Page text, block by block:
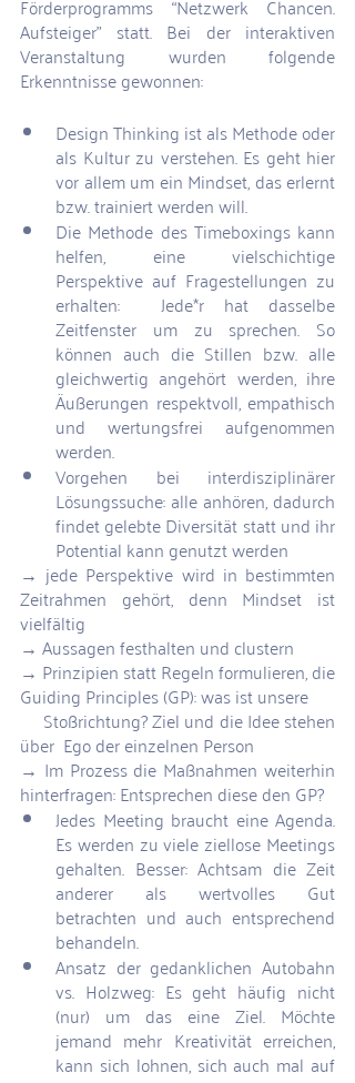
Förderprogramms “Netzwerk Chancen.
Aufsteiger” statt. Bei der interaktiven
Veranstaltung wurden folgende
Erkenntnisse gewonnen:
Design Thinking ist als Methode oder
als Kultur zu verstehen. Es geht hier
vor allem um ein Mindset, das erlernt
bzw. trainiert werden will.
Die Methode des Timeboxings kann
helfen, eine vielschichtige
Perspektive auf Fragestellungen zu
erhalten:  Jede*r hat dasselbe
Zeitfenster um zu sprechen. So
können auch die Stillen bzw. alle
gleichwertig angehört werden, ihre
Äußerungen respektvoll, empathisch
und wertungsfrei aufgenommen
werden.
Vorgehen bei interdisziplinärer
Lösungssuche: alle anhören, dadurch
findet gelebte Diversität statt und ihr
Potential kann genutzt werden
→ jede Perspektive wird in bestimmten
Zeitrahmen gehört, denn Mindset ist
vielfältig
→ Aussagen festhalten und clustern
→ Prinzipien statt Regeln formulieren, die
Guiding Principles (GP): was ist unsere
über  Ego der einzelnen Person
→ Im Prozess die Maßnahmen weiterhin
hinterfragen: Entsprechen diese den GP?
Jedes Meeting braucht eine Agenda.
Es werden zu viele ziellose Meetings
gehalten. Besser: Achtsam die Zeit
anderer als wertvolles Gut
betrachten und auch entsprechend
behandeln.
Ansatz der gedanklichen Autobahn
vs. Holzweg: Es geht häufig nicht
(nur) um das eine Ziel. Möchte
jemand mehr Kreativität erreichen,
kann sich lohnen, sich auch mal auf